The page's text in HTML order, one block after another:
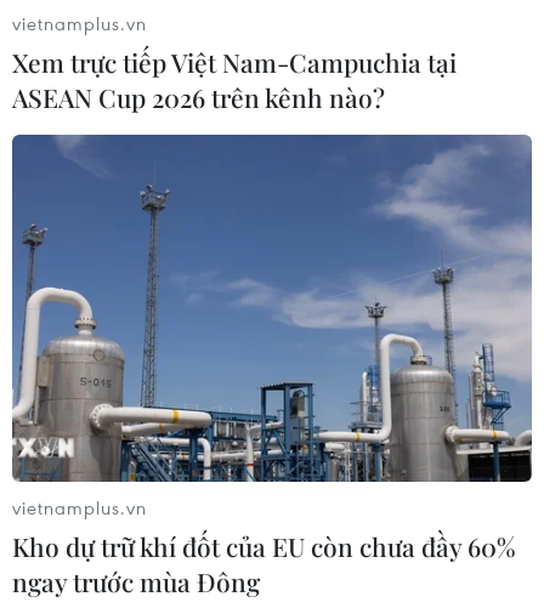
Hoàng gia ở Brussels
20/06/2017 22:40
Truyền thông Bỉ đưa tin nhà chức trách đã sơ tán tất cả
mọi người khỏi Nhà ga trung tâm và Cung điện Hoàng
gia ở thủ đô Brussels, sau khi xuất hiện những thông tin
về một vụ nổ và một người bị bắn.
vietnamplus.vn
Xem trực tiếp Việt Nam-Campuchia tại
ASEAN Cup 2026 trên kênh nào?
vietnamplus.vn
Kho dự trữ khí đốt của EU còn chưa đầy 60%
ngay trước mùa Đông